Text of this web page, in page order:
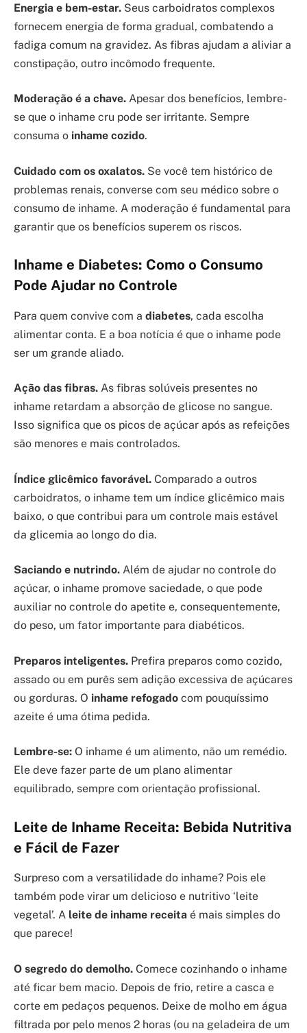
Energia e bem-estar. Seus carboidratos complexos
fornecem energia de forma gradual, combatendo a
fadiga comum na gravidez. As fibras ajudam a aliviar a
constipação, outro incômodo frequente.
Moderação é a chave. Apesar dos benefícios, lembre-
se que o inhame cru pode ser irritante. Sempre
consuma o inhame cozido.
Cuidado com os oxalatos. Se você tem histórico de
problemas renais, converse com seu médico sobre o
consumo de inhame. A moderação é fundamental para
garantir que os benefícios superem os riscos.
Inhame e Diabetes: Como o Consumo
Pode Ajudar no Controle
Para quem convive com a diabetes, cada escolha
alimentar conta. E a boa notícia é que o inhame pode
ser um grande aliado.
Ação das fibras. As fibras solúveis presentes no
inhame retardam a absorção de glicose no sangue.
Isso significa que os picos de açúcar após as refeições
são menores e mais controlados.
Índice glicêmico favorável. Comparado a outros
carboidratos, o inhame tem um índice glicêmico mais
baixo, o que contribui para um controle mais estável
da glicemia ao longo do dia.
Saciando e nutrindo. Além de ajudar no controle do
açúcar, o inhame promove saciedade, o que pode
auxiliar no controle do apetite e, consequentemente,
do peso, um fator importante para diabéticos.
Preparos inteligentes. Prefira preparos como cozido,
assado ou em purês sem adição excessiva de açúcares
ou gorduras. O inhame refogado com pouquíssimo
azeite é uma ótima pedida.
Lembre-se: O inhame é um alimento, não um remédio.
Ele deve fazer parte de um plano alimentar
equilibrado, sempre com orientação profissional.
Leite de Inhame Receita: Bebida Nutritiva
e Fácil de Fazer
Surpreso com a versatilidade do inhame? Pois ele
também pode virar um delicioso e nutritivo ‘leite
vegetal’. A leite de inhame receita é mais simples do
que parece!
O segredo do demolho. Comece cozinhando o inhame
até ficar bem macio. Depois de frio, retire a casca e
corte em pedaços pequenos. Deixe de molho em água
filtrada por pelo menos 2 horas (ou na geladeira de um